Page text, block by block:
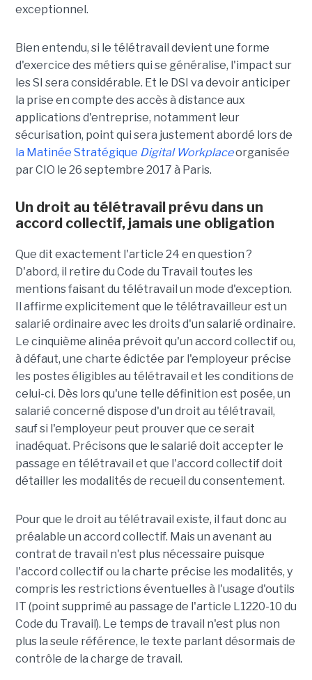
exceptionnel.
Bien entendu, si le télétravail devient une forme
d'exercice des métiers qui se généralise, l'impact sur
les SI sera considérable. Et le DSI va devoir anticiper
la prise en compte des accès à distance aux
applications d'entreprise, notamment leur
sécurisation, point qui sera justement abordé lors de
la Matinée Stratégique Digital Workplaceorganisée
par CIO le 26 septembre 2017 à Paris.
Un droit au télétravail prévu dans un
accord collectif, jamais une obligation
Que dit exactement l'article 24 en question ?
D'abord, il retire du Code du Travail toutes les
mentions faisant du télétravail un mode d'exception.
Il affirme explicitement que le télétravailleur est un
salarié ordinaire avec les droits d'un salarié ordinaire.
Le cinquième alinéa prévoit qu'un accord collectif ou,
à défaut, une charte édictée par l'employeur précise
les postes éligibles au télétravail et les conditions de
celui-ci. Dès lors qu'une telle définition est posée, un
salarié concerné dispose d'un droit au télétravail,
sauf si l'employeur peut prouver que ce serait
inadéquat. Précisons que le salarié doit accepter le
passage en télétravail et que l'accord collectif doit
détailler les modalités de recueil du consentement.
Pour que le droit au télétravail existe, il faut donc au
préalable un accord collectif. Mais un avenant au
contrat de travail n'est plus nécessaire puisque
l'accord collectif ou la charte précise les modalités, y
compris les restrictions éventuelles à l'usage d'outils
IT (point supprimé au passage de l'article L1220-10 du
Code du Travail). Le temps de travail n'est plus non
plus la seule référence, le texte parlant désormais de
contrôle de la charge de travail.